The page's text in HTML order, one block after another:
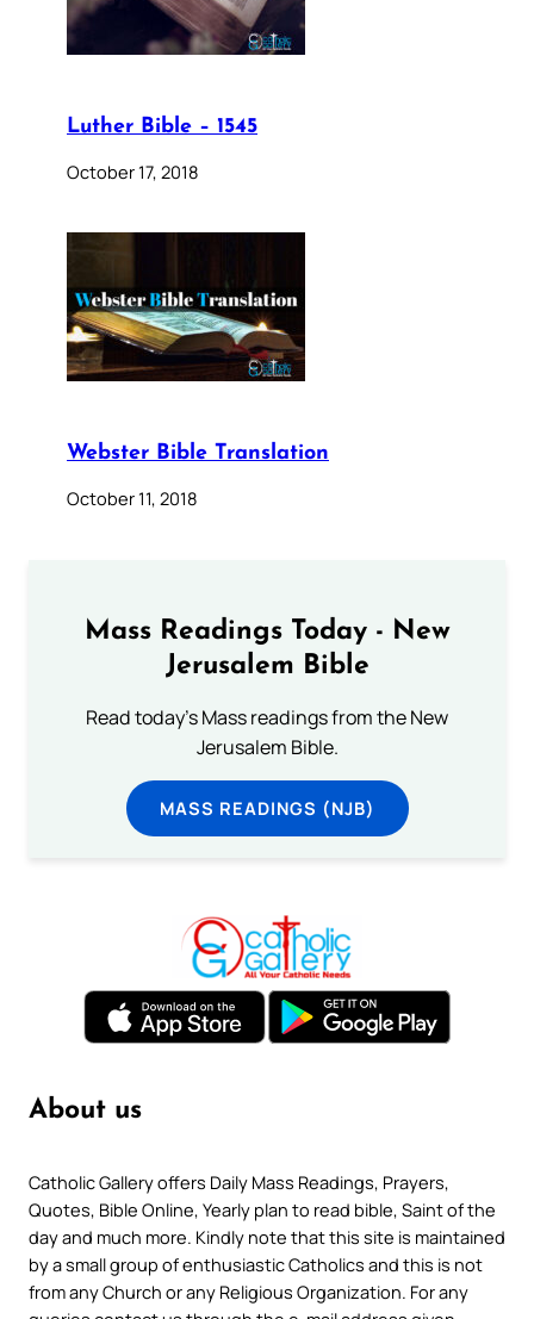
Luther Bible – 1545
October 17, 2018
Webster Bible Translation
October 11, 2018
Mass Readings Today - New
Jerusalem Bible
Read today's Mass readings from the New
Jerusalem Bible.
MASS READINGS (NJB)
About us
Catholic Gallery offers Daily Mass Readings, Prayers,
Quotes, Bible Online, Yearly plan to read bible, Saint of the
day and much more. Kindly note that this site is maintained
by a small group of enthusiastic Catholics and this is not
from any Church or any Religious Organization. For any